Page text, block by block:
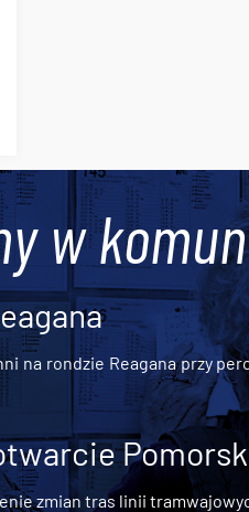
w
rondzie Reagana przy
zmian tras linii